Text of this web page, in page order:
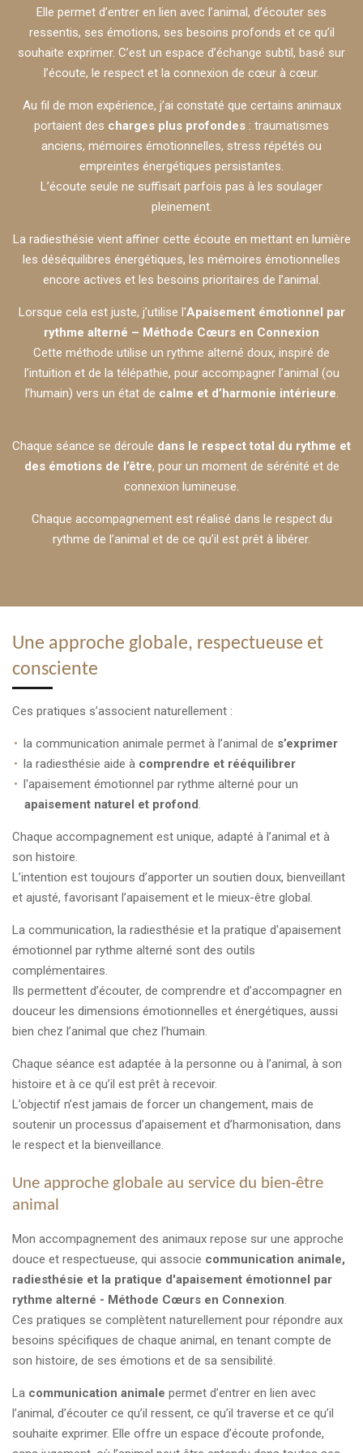
Elle permet d’entrer en lien avec l’animal, d’écouter ses
ressentis, ses émotions, ses besoins profonds et ce qu’il
souhaite exprimer. C’est un espace d’échange subtil, basé sur
l’écoute, le respect et la connexion de cœur à cœur.
Au fil de mon expérience, j’ai constaté que certains animaux
portaient des charges plus profondes : traumatismes
anciens, mémoires émotionnelles, stress répétés ou
empreintes énergétiques persistantes.
L’écoute seule ne suffisait parfois pas à les soulager
pleinement.
La radiesthésie vient affiner cette écoute en mettant en lumière
les déséquilibres énergétiques, les mémoires émotionnelles
encore actives et les besoins prioritaires de l’animal.
Lorsque cela est juste, j’utilise l'Apaisement émotionnel par
rythme alterné – Méthode Cœurs en Connexion
Cette méthode utilise un rythme alterné doux, inspiré de
l’intuition et de la télépathie, pour accompagner l’animal (ou
l’humain) vers un état de calme et d’harmonie intérieure.
Chaque séance se déroule dans le respect total du rythme et
des émotions de l’être, pour un moment de sérénité et de
connexion lumineuse.
Chaque accompagnement est réalisé dans le respect du
rythme de l’animal et de ce qu’il est prêt à libérer.
Une approche globale, respectueuse et
consciente
Ces pratiques s’associent naturellement :
la communication animale permet à l’animal de s’exprimer
la radiesthésie aide à comprendre et rééquilibrer
l'apaisement émotionnel par rythme alterné pour un
apaisement naturel et profond.
Chaque accompagnement est unique, adapté à l’animal et à
son histoire.
L’intention est toujours d’apporter un soutien doux, bienveillant
et ajusté, favorisant l’apaisement et le mieux-être global.
La communication, la radiesthésie et la pratique d'apaisement
émotionnel par rythme alterné sont des outils
complémentaires.
Ils permettent d’écouter, de comprendre et d’accompagner en
douceur les dimensions émotionnelles et énergétiques, aussi
bien chez l’animal que chez l’humain.
Chaque séance est adaptée à la personne ou à l’animal, à son
histoire et à ce qu’il est prêt à recevoir.
L’objectif n’est jamais de forcer un changement, mais de
soutenir un processus d’apaisement et d’harmonisation, dans
le respect et la bienveillance.
Une approche globale au service du bien-être
animal
Mon accompagnement des animaux repose sur une approche
douce et respectueuse, qui associe communication animale,
radiesthésie et la pratique d'apaisement émotionnel par
rythme alterné - Méthode Cœurs en Connexion.
Ces pratiques se complètent naturellement pour répondre aux
besoins spécifiques de chaque animal, en tenant compte de
son histoire, de ses émotions et de sa sensibilité.
La communication animale permet d’entrer en lien avec
l’animal, d’écouter ce qu’il ressent, ce qu’il traverse et ce qu’il
souhaite exprimer. Elle offre un espace d’écoute profonde,